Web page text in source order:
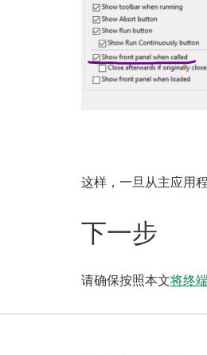
这样，一旦从主应用
下一步
请确保按照本文将终